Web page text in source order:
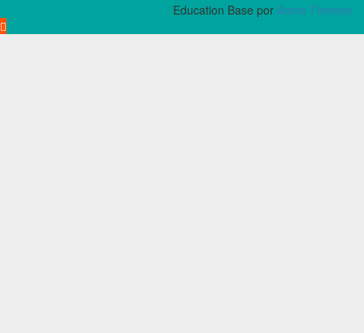
Education Base por Acme Themes